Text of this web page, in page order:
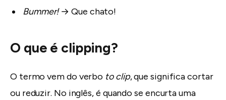
Bummer!→ Que chato!
O que é clipping?
O termo vem do verbo to clip, que significa cortar
ou reduzir. No inglês, é quando se encurta uma